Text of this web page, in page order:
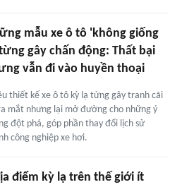
mẫu xe ô tô 'không giống
gây chấn động: Thất bại
vẫn đi vào huyền thoại
thiết kế xe ô tô kỳ lạ từng gây tranh cãi
mắt nhưng lại mở đường cho những ý
đột phá, góp phần thay đổi lịch sử
công nghiệp xe hơi.
điểm kỳ lạ trên thế giới ít